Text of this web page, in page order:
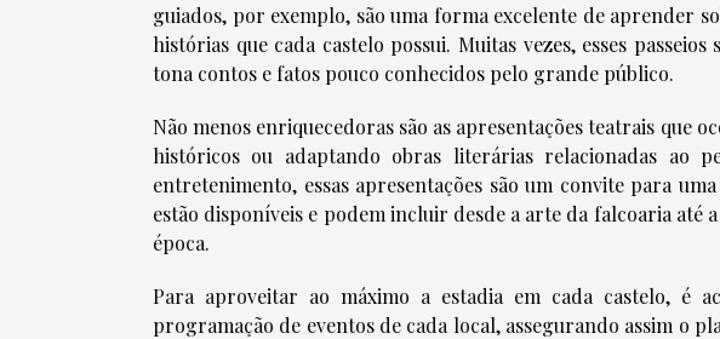
guiados, por exemplo, são uma forma excelente de aprender
histórias que cada castelo possui. Muitas vezes, esses
tona contos e fatos pouco conhecidos pelo grande público.
Não menos enriquecedoras são as apresentações teatrais que
históricos ou adaptando obras literárias relacionadas ao
entretenimento, essas apresentações são um convite para
estão disponíveis e podem incluir desde a arte da falcoaria até
época.
Para aproveitar ao máximo a estadia em cada castelo, é
programação de eventos de cada local, assegurando assim o